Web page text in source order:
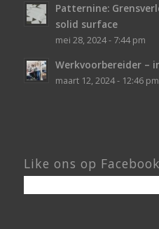
Patternine:
solid surface
mei 28, 2024 - 7:44 pm
Werkvoorbereider –
maart 12, 2024 - 12:46 pm
Like ons op Facebook